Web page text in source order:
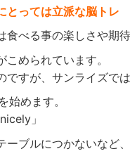
とっては立派な脳トレ
食べる事の楽しさや期待
こめられています。
すが、サンライズで
始めます。
」
ブルにつかないなど、